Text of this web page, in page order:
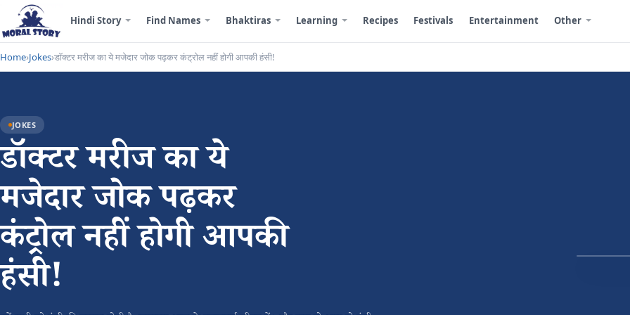
Hindi Story Find Names Bhaktiras Learning Recipes Festivals Entertainment Other
Home›Jokes›डॉक्टर मरीज का ये मजेदार जोक पढ़कर कंट्रोल नहीं होगी आपकी हंसी!
JOKES
डॉक्टर मरीज का ये
मजेदार जोक पढ़कर
कंट्रोल नहीं होगी आपकी
हंसी!